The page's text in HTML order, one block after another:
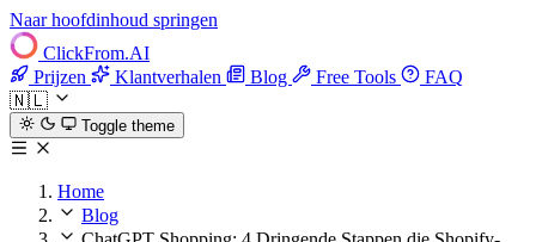
Naar hoofdinhoud springen
ClickFrom.AI
Prijzen
Klantverhalen Blog Free Tools
FAQ
🇳🇱
Toggle theme
Home
Blog